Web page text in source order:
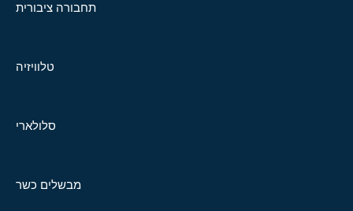
תחבורה ציבורית
טלוויזיה
סלולארי
מבשלים כשר